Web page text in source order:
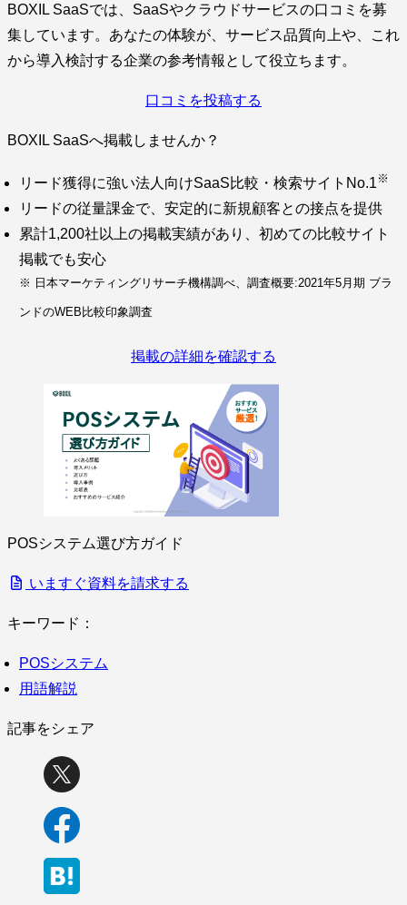
BOXIL SaaSでは、SaaSやクラウドサービスの口コミを募
集しています。あなたの体験が、サービス品質向上や、これ
から導入検討する企業の参考情報として役立ちます。
口コミを投稿する
BOXIL SaaSへ掲載しませんか？
リード獲得に強い法人向けSaaS比較・検索サイトNo.1※
リードの従量課金で、安定的に新規顧客との接点を提供
累計1,200社以上の掲載実績があり、初めての比較サイト
掲載でも安心
※ 日本マーケティングリサーチ機構調べ、調査概要:2021年5月期 ブラ
ンドのWEB比較印象調査
掲載の詳細を確認する
POSシステム選び方ガイド
いますぐ資料を請求する
キーワード：
POSシステム
用語解説
記事をシェア